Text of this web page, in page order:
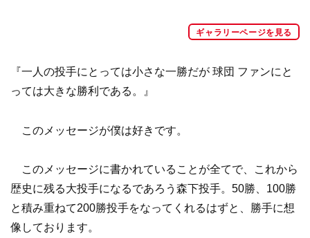
ギャラリーページを見る
『一人の投手にとっては小さな一勝だが 球団 ファンにと
っては大きな勝利である。』
このメッセージが僕は好きです。
このメッセージに書かれていることが全てで、これから
歴史に残る大投手になるであろう森下投手。50勝、100勝
と積み重ねて200勝投手をなってくれるはずと、勝手に想
像しております。